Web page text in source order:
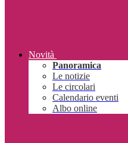
Novità
Panoramica
Le notizie
Le circolari
Calendario eventi
Albo online